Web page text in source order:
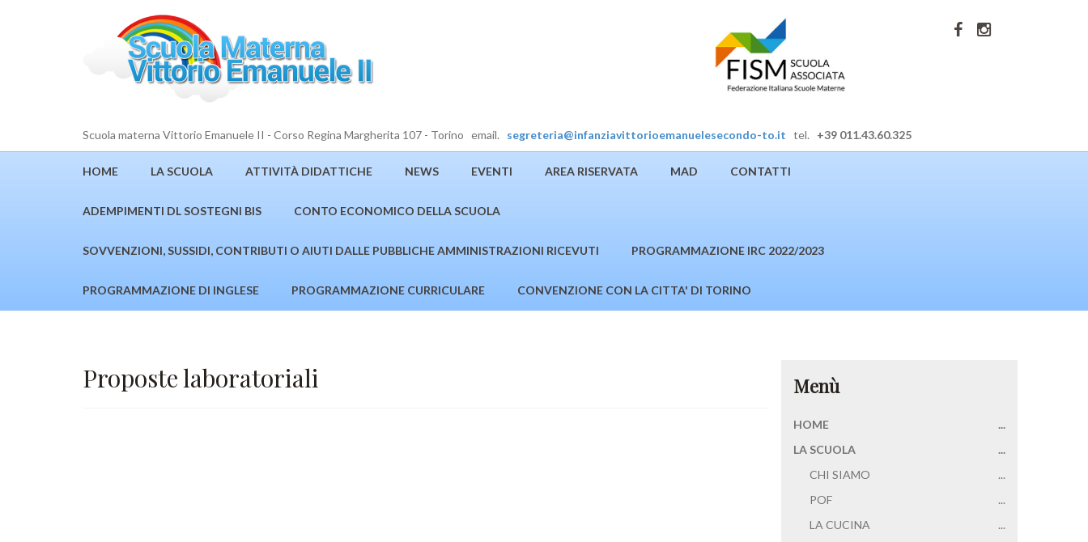
Scuola materna Vittorio Emanuele II - Corso Regina Margherita 107 - Torino email. segreteria@infanziavittorioemanuelesecondo-to.it tel. +39 011.43.60.325
HOME LA SCUOLA ATTIVITÀ DIDATTICHE NEWS EVENTI AREA RISERVATA MAD CONTATTI
ADEMPIMENTI DL SOSTEGNI BIS CONTO ECONOMICO DELLA SCUOLA
SOVVENZIONI, SUSSIDI, CONTRIBUTI O AIUTI DALLE PUBBLICHE AMMINISTRAZIONI RICEVUTI PROGRAMMAZIONE IRC 2022/2023
PROGRAMMAZIONE DI INGLESE PROGRAMMAZIONE CURRICULARE CONVENZIONE CON LA CITTA' DI TORINO
Proposte laboratoriali Menù
HOME
...
LA SCUOLA
...
CHI SIAMO
...
POF
...
LA CUCINA
...